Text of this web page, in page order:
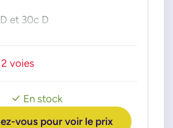
En stock
vous pour voir le prix
et 30c D
voies